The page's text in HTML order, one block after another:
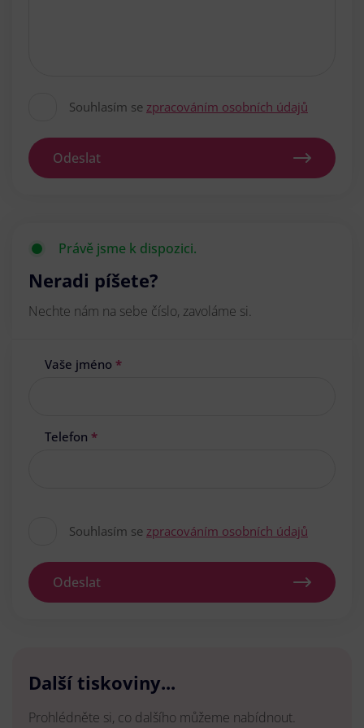
Souhlasím se zpracováním osobních údajů
Odeslat
Právě jsme k dispozici.
Neradi píšete?
Nechte nám na sebe číslo, zavoláme si.
Vaše jméno *
Telefon *
Souhlasím se zpracováním osobních údajů
Odeslat
Další tiskoviny...
Prohlédněte si, co dalšího můžeme nabídnout.